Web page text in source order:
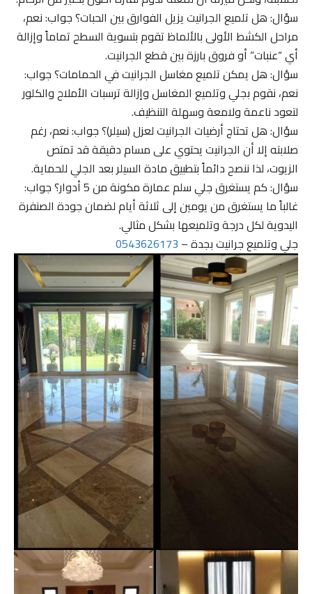
سؤال: هل تلميع الجرانيت يزيل الفوارق بين الحبات؟ جواب: نعم،
مراحل الكشط الأولى بالألماظ تقوم بتسوية السطح تماماً وإزالة
أي “عنبات” أو فروق بارزة بين قطع الجرانيت.
سؤال: هل يمكن تلميع مغاسل الجرانيت في الحمامات؟ جواب:
نعم، نقوم بجلي وتلميع المغاسل وإزالة ترسبات الأملاح والكلور
لتعود ناعمة ولامعة وسهلة التنظيف.
سؤال: هل تحتاج أرضيات الجرانيت لعزل (سيلر)؟ جواب: نعم، رغم
صلابته إلا أن الجرانيت يحتوي على مسام دقيقة قد تمتص
الزيوت، لذا ننصح دائماً بتطبيق مادة السيلر بعد الجلي للحماية.
سؤال: كم يستغرق جلي سلم عمارة مكونة من 5 أدوار؟ جواب:
غالباً ما يستغرق من يومين إلى ثلاثة أيام لضمان جودة الصنفرة
اليدوية لكل درجة وتلميعها بشكل مثالي.
جلي وتلميع جرانيت بجدة –0543626173